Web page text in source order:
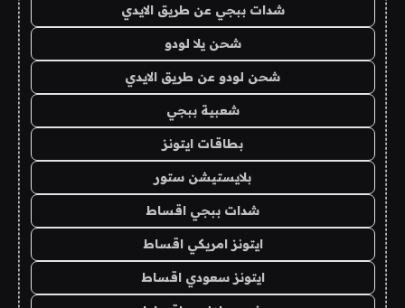
شدات ببجي عن طريق الايدي
شحن يلا لودو
شحن لودو عن طريق الايدي
شعبية ببجي
بطاقات ايتونز
بلايستيشن ستور
شدات ببجي اقساط
ايتونز امريكي اقساط
ايتونز سعودي اقساط